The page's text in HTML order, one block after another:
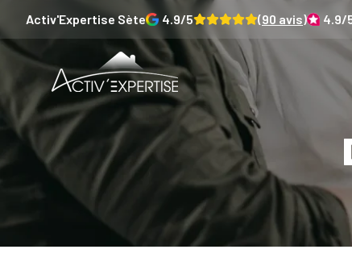
Activ'Expertise Sète 4.9/5 (90 avis) 4.9/